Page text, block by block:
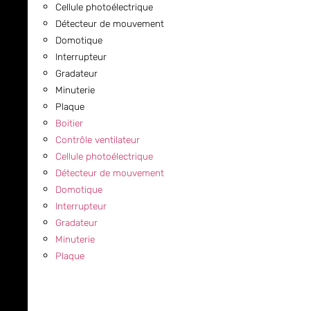
Cellule photoélectrique
Détecteur de mouvement
Domotique
Interrupteur
Gradateur
Minuterie
Plaque
Boitier
Contrôle ventilateur
Cellule photoélectrique
Détecteur de mouvement
Domotique
Interrupteur
Gradateur
Minuterie
Plaque